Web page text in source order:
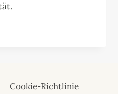
Cookie-Richtlinie